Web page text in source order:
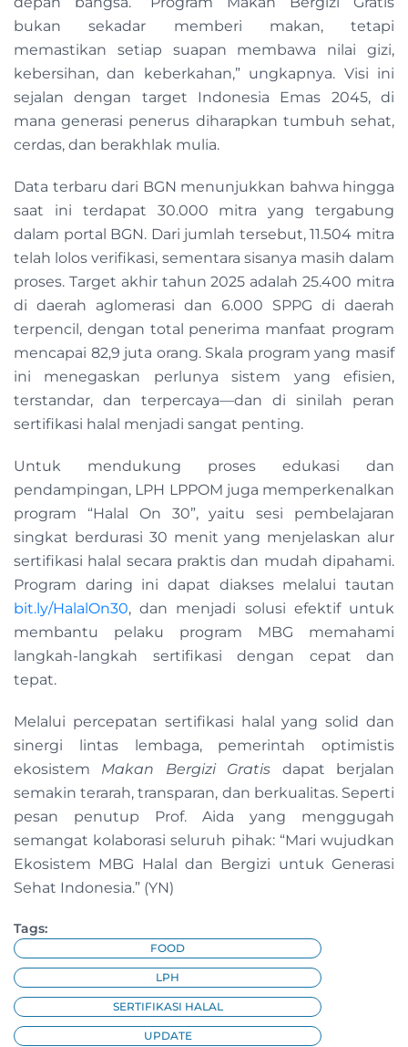
bukan sekadar memberi makan, tetapi
memastikan setiap suapan membawa nilai gizi,
kebersihan, dan keberkahan,” ungkapnya. Visi ini
sejalan dengan target Indonesia Emas 2045, di
mana generasi penerus diharapkan tumbuh sehat,
cerdas, dan berakhlak mulia.
Data terbaru dari BGN menunjukkan bahwa hingga
saat ini terdapat 30.000 mitra yang tergabung
dalam portal BGN. Dari jumlah tersebut, 11.504 mitra
telah lolos verifikasi, sementara sisanya masih dalam
proses. Target akhir tahun 2025 adalah 25.400 mitra
di daerah aglomerasi dan 6.000 SPPG di daerah
terpencil, dengan total penerima manfaat program
mencapai 82,9 juta orang. Skala program yang masif
ini menegaskan perlunya sistem yang efisien,
terstandar, dan terpercaya—dan di sinilah peran
sertifikasi halal menjadi sangat penting.
Untuk mendukung proses edukasi dan
pendampingan, LPH LPPOM juga memperkenalkan
program “Halal On 30”, yaitu sesi pembelajaran
singkat berdurasi 30 menit yang menjelaskan alur
sertifikasi halal secara praktis dan mudah dipahami.
Program daring ini dapat diakses melalui tautan
bit.ly/HalalOn30, dan menjadi solusi efektif untuk
membantu pelaku program MBG memahami
langkah-langkah sertifikasi dengan cepat dan
tepat.
Melalui percepatan sertifikasi halal yang solid dan
sinergi lintas lembaga, pemerintah optimistis
ekosistem Makan Bergizi Gratis dapat berjalan
semakin terarah, transparan, dan berkualitas. Seperti
pesan penutup Prof. Aida yang menggugah
semangat kolaborasi seluruh pihak: “Mari wujudkan
Ekosistem MBG Halal dan Bergizi untuk Generasi
Sehat Indonesia.” (YN)
Tags:
FOOD
LPH
SERTIFIKASI HALAL
UPDATE